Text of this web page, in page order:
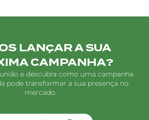
LANÇAR A SUA
CAMPANHA?
e descubra como uma campanha
pode transformar a sua presença no
mercado.